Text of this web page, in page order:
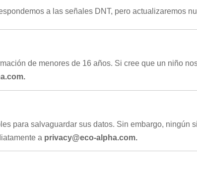
a las señales DNT, pero actualizaremos
de menores de 16 años. Si cree que un niño
para salvaguardar sus datos. Sin embargo, ningún
a privacy@eco-alpha.com.